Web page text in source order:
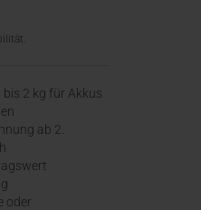
bis 2 kg für Akkus
ab 2.
oder